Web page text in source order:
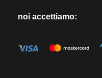
noi accettiamo: